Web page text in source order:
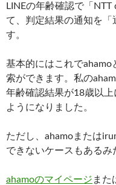
LINEの年齢確認で「
て、判定結果の通知を「
す。
基本的にはこれでahamo
索ができます。私の
年齢確認結果が18歳以
ようになりました。
ただし、ahamoまたは
できないケースもあるみ
ahamoのマイページ また